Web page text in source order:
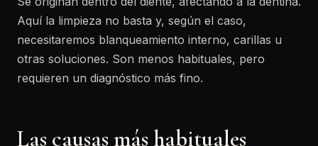
Aquí la limpieza no basta y, según el caso,
necesitaremos blanqueamiento interno, carillas u
otras soluciones. Son menos habituales, pero
requieren un diagnóstico más fino.
Las causas más habituales